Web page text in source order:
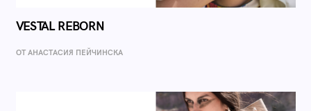
VESTAL REBORN
ОТ AНАСТАСИЯ ПЕЙЧИНСКА